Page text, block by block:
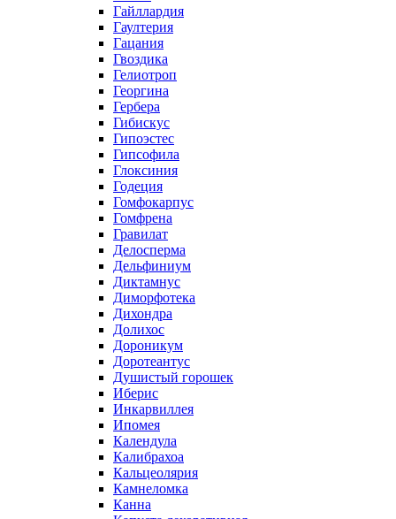
Гайллардия
Гаултерия
Гацания
Гвоздика
Гелиотроп
Георгина
Гербера
Гибискус
Гипоэстес
Гипсофила
Глоксиния
Годеция
Гомфокарпус
Гомфрена
Гравилат
Делосперма
Дельфиниум
Диктамнус
Диморфотека
Дихондра
Долихос
Дороникум
Доротеантус
Душистый горошек
Иберис
Инкарвиллея
Ипомея
Календула
Калибрахоа
Кальцеолярия
Камнеломка
Канна